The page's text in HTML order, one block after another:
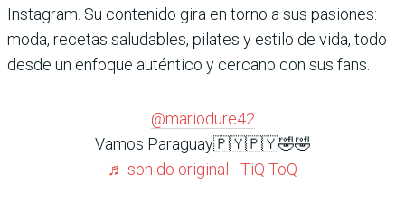
Instagram. Su contenido gira en torno a sus pasiones:
moda, recetas saludables, pilates y estilo de vida, todo
desde un enfoque auténtico y cercano con sus fans.
@mariodure42
Vamos Paraguay🇵🇾🇵🇾🤣🤣
♬ sonido original - TiQ ToQ